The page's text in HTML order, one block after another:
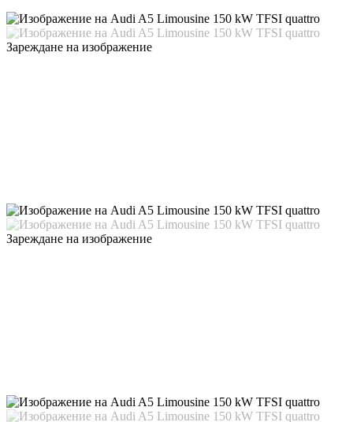
Зареждане на изображение
Зареждане на изображение